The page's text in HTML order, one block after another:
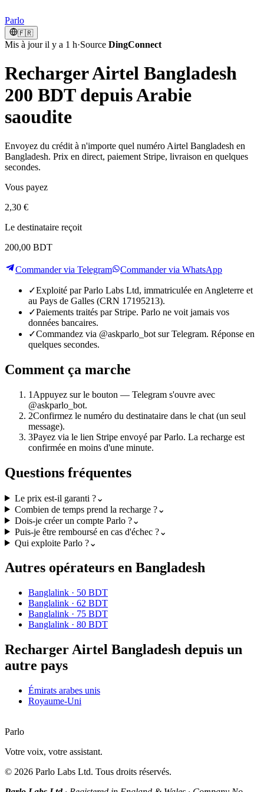
Parlo
🇫🇷
Mis à jour il y a 1 h·Source DingConnect
Recharger Airtel Bangladesh
200 BDT depuis Arabie
saoudite
Envoyez du crédit à n'importe quel numéro Airtel Bangladesh en
Bangladesh. Prix en direct, paiement Stripe, livraison en quelques
secondes.
Vous payez
2,30 €
Le destinataire reçoit
200,00 BDT
Commander via Telegram Commander via WhatsApp
✓Exploité par Parlo Labs Ltd, immatriculée en Angleterre et
au Pays de Galles (CRN 17195213).
✓Paiements traités par Stripe. Parlo ne voit jamais vos
données bancaires.
✓Commandez via @askparlo_bot sur Telegram. Réponse en
quelques secondes.
Comment ça marche
1 Appuyez sur le bouton — Telegram s'ouvre avec
@askparlo_bot.
2Confirmez le numéro du destinataire dans le chat (un seul
message).
3Payez via le lien Stripe envoyé par Parlo. La recharge est
confirmée en moins d'une minute.
Questions fréquentes
Le prix est-il garanti ?⌄
Combien de temps prend la recharge ?⌄
Dois-je créer un compte Parlo ?⌄
Puis-je être remboursé en cas d'échec ?⌄
Qui exploite Parlo ?⌄
Autres opérateurs en Bangladesh
Banglalink · 50 BDT
Banglalink · 62 BDT
Banglalink · 75 BDT
Banglalink · 80 BDT
Recharger Airtel Bangladesh depuis un
autre pays
Émirats arabes unis
Royaume-Uni
Parlo
Votre voix, votre assistant.
© 2026 Parlo Labs Ltd. Tous droits réservés.